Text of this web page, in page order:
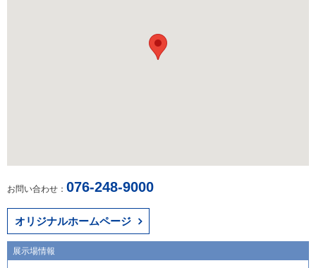
お問い合わせ： 076-248-9000
オリジナルホームページ
展示場情報